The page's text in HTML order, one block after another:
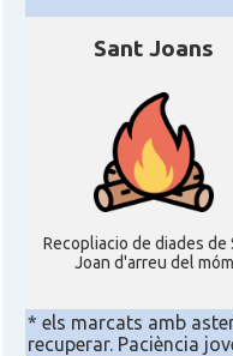
Sant Joans
Recopliacio de diades de
Joan d'arreu del móm
* els marcats amb
recuperar. Paciència